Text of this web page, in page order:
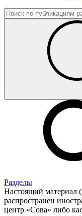
Разделы
Настоящий материал
распространен
центр «Сова» либо